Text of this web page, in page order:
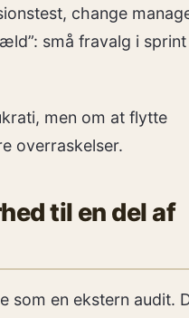
change
små fravalg i sprint
men om at flytte
overraskelser.
til en del af
som en ekstern audit.